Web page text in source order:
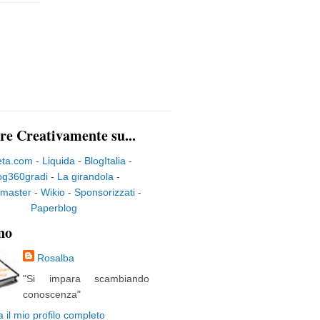
Creativamente su...
- Liquida - BlogItalia -
- La girandola -
- Wikio- Sponsorizzati-
Paperblog
Rosalba
"Si impara scambiando
conoscenza"
il mio profilo completo